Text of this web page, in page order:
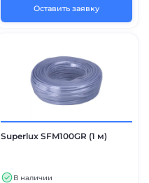
Оставить заявку
Superlux SFM100GR (1 м)
В наличии